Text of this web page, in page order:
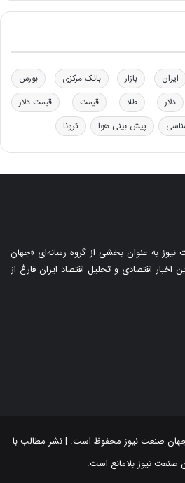
ایران بازار بانک مرکزی
بورس
دلار طلا قیمت
قیمت دلار
پیش بینی هوا کرونا
به عنوان بخشی از گروه رسانه‌ای «جهان
اقتصادی و تحلیل اقتصاد ایران فارغ از
صنعت نیوز محفوظ است. | نشر مطالب با
صنعت نیوز بلامانع است.